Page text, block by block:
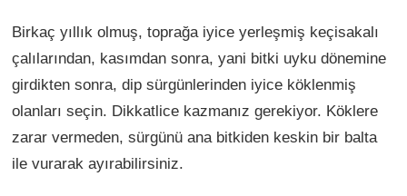
Birkaç yıllık olmuş, toprağa iyice yerleşmiş keçisakalı
çalılarından, kasımdan sonra, yani bitki uyku dönemine
girdikten sonra, dip sürgünlerinden iyice köklenmiş
olanları seçin. Dikkatlice kazmanız gerekiyor. Köklere
zarar vermeden, sürgünü ana bitkiden keskin bir balta
ile vurarak ayırabilirsiniz.